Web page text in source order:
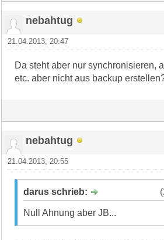
nebahtug
21.04.2013, 20:47
Da steht aber nur synchronisieren,
etc. aber nicht aus backup
nebahtug
21.04.2013, 20:55
darus schrieb:
Null Ahnung aber JB...